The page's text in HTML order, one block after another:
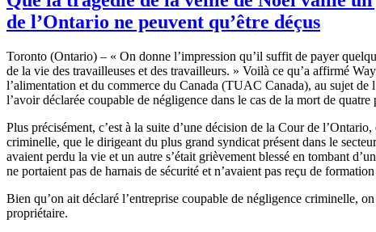
de l’Ontario ne peuvent qu’être déçus
Toronto (Ontario) – « On donne l’impression qu’il suffit de payer
de la vie des travailleuses et des travailleurs. » Voilà ce qu’a affirmé
l’alimentation et du commerce du Canada (TUAC Canada), au sujet de
l’avoir déclarée coupable de négligence dans le cas de la mort de quatre
Plus précisément, c’est à la suite d’une décision de la Courde l’Ontario,
criminelle, que le dirigeant du plus grand syndicat présent dans le secteur
avaient perdu la vie et un autre s’était grièvement blessé en tombant d’un
ne portaient pas de harnais de sécurité et n’avaient pas reçu de formation
Bien qu’on ait déclaré l’entreprise coupable de négligence criminelle, on
propriétaire.